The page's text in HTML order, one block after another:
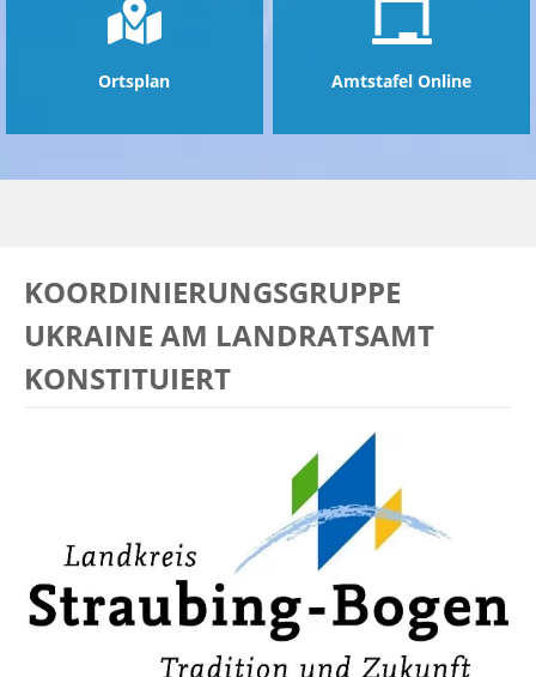
Ortsplan Amtstafel Online
KOORDINIERUNGSGRUPPE
UKRAINE AM LANDRATSAMT
KONSTITUIERT